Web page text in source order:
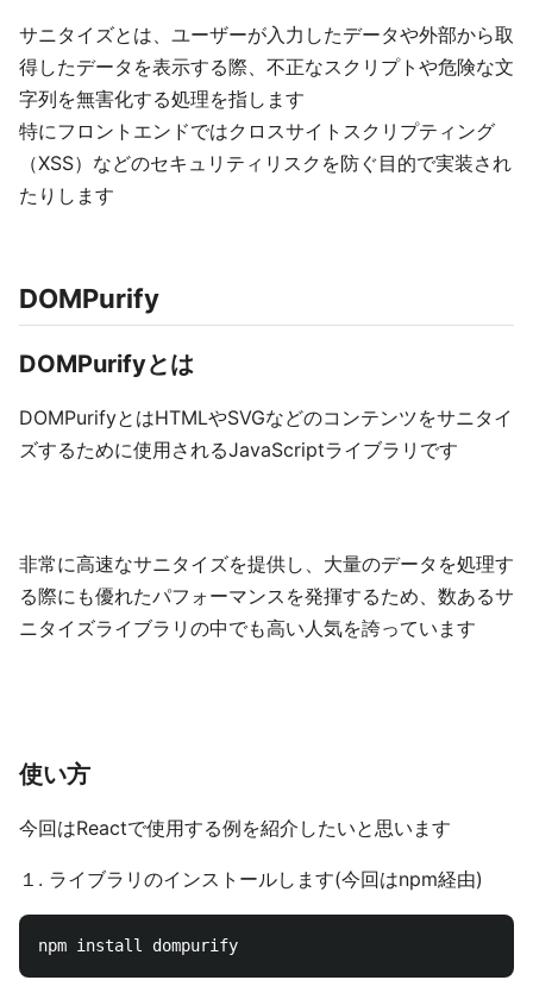
サニタイズとは、ユーザーが入力したデータや外部から取
得したデータを表示する際、不正なスクリプトや危険な文
字列を無害化する処理を指します
特にフロントエンドではクロスサイトスクリプティング
（XSS）などのセキュリティリスクを防ぐ目的で実装され
たりします
DOMPurify
DOMPurifyとは
DOMPurifyとはHTMLやSVGなどのコンテンツをサニタイ
ズするために使用されるJavaScriptライブラリです
非常に高速なサニタイズを提供し、大量のデータを処理す
る際にも優れたパフォーマンスを発揮するため、数あるサ
ニタイズライブラリの中でも高い人気を誇っています
使い方
今回はReactで使用する例を紹介したいと思います
１. ライブラリのインストールします(今回はnpm経由)